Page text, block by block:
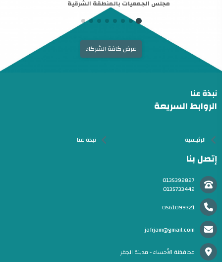
مجلس الجمعيات بالمنطقة الشرقية
عرض كافة الشركاء
نبذة عنا
الروابط السريعة
الرئيسية نبذة عنا
إتصل بنا
0135392827
0135733442
0561099321
jafrjam@gmail.com
محافظة الأحساء - مدينة الجفر